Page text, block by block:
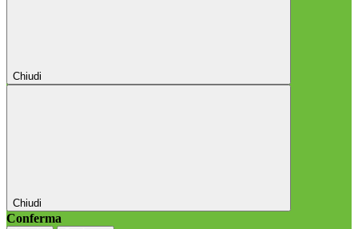
Chiudi
Chiudi
Conferma